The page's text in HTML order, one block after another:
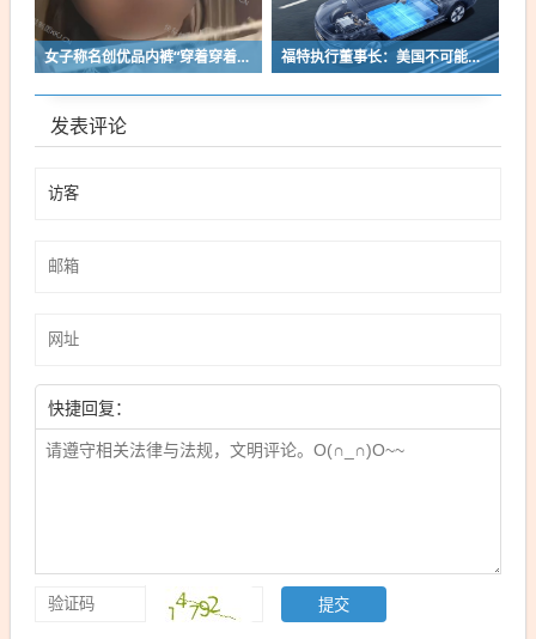
女子称名创优品内裤“穿着穿着掉了”让其颜面尽失 品牌方客服回应：已启动紧急调查 福特执行董事长：美国不可能永远把中国车企挡在门外 进来也有信心击败
发表评论
快捷回复：